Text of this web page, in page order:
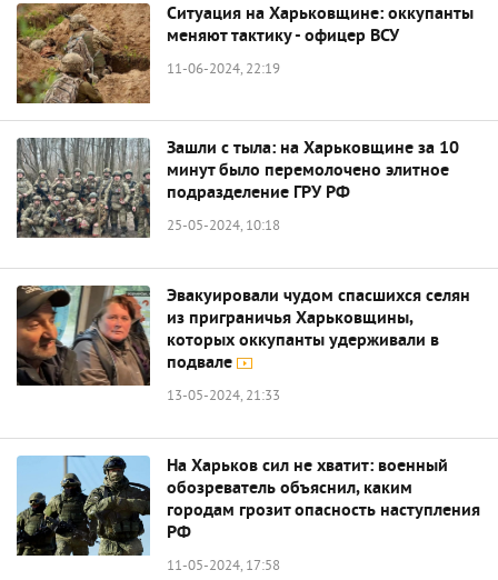
Ситуация на Харьковщине: оккупанты
меняют тактику - офицер ВСУ
11-06-2024, 22:19
Зашли с тыла: на Харьковщине за 10
минут было перемолочено элитное
подразделение ГРУ РФ
25-05-2024, 10:18
Эвакуировали чудом спасшихся селян
из приграничья Харьковщины,
которых оккупанты удерживали в
подвале
13-05-2024, 21:33
На Харьков сил не хватит: военный
обозреватель объяснил, каким
городам грозит опасность наступления
РФ
11-05-2024, 17:58